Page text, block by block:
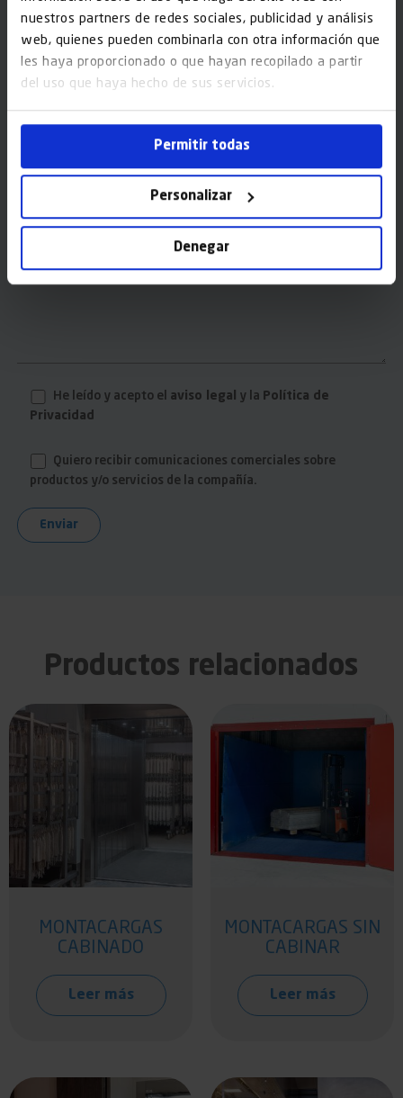
nuestros partners de redes sociales, publicidad y análisis
web, quienes pueden combinarla con otra información que
les haya proporcionado o que hayan recopilado a partir
del uso que haya hecho de sus servicios.
Permitir todas
Personalizar
Denegar
Población*
Código Postal*
He leído y acepto el aviso legal y la Política de
Privacidad
Quiero recibir comunicaciones comerciales sobre
productos y/o servicios de la compañía.
Productos relacionados
MONTACARGAS
CABINADO
Leer más
MONTACARGAS SIN
CABINAR
Leer más